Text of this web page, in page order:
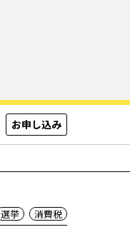
お申し込み
選挙 消費税